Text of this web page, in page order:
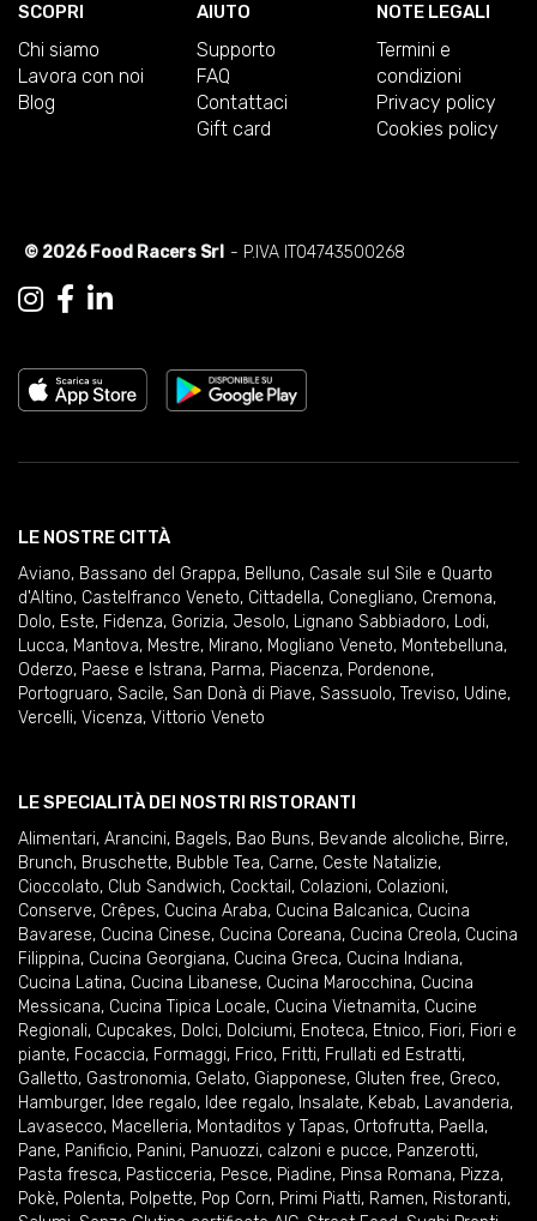
SCOPRI
Chi siamo
Lavora con noi
Blog
AIUTO
Supporto
FAQ
Contattaci
Gift card
NOTE LEGALI
Termini e
condizioni
Privacy policy
Cookies policy
© 2026 Food Racers Srl - P.IVA IT04743500268
LE NOSTRE CITTÀ
Aviano, Bassano del Grappa, Belluno, Casale sul Sile e Quarto
d'Altino, Castelfranco Veneto, Cittadella, Conegliano, Cremona,
Dolo, Este, Fidenza, Gorizia, Jesolo, Lignano Sabbiadoro, Lodi,
Lucca, Mantova, Mestre, Mirano, Mogliano Veneto, Montebelluna,
Oderzo, Paese e Istrana, Parma, Piacenza, Pordenone,
Portogruaro, Sacile, San Donà di Piave, Sassuolo, Treviso, Udine,
Vercelli, Vicenza, Vittorio Veneto
LE SPECIALITÀ DEI NOSTRI RISTORANTI
Alimentari, Arancini, Bagels, Bao Buns, Bevande alcoliche, Birre,
Brunch, Bruschette, Bubble Tea, Carne, Ceste Natalizie,
Cioccolato, Club Sandwich, Cocktail , Colazioni, Colazioni,
Conserve, Crêpes, Cucina Araba, Cucina Balcanica, Cucina
Bavarese, Cucina Cinese, Cucina Coreana, Cucina Creola, Cucina
Filippina, Cucina Georgiana, Cucina Greca, Cucina Indiana,
Cucina Latina, Cucina Libanese, Cucina Marocchina, Cucina
Messicana, Cucina Tipica Locale, Cucina Vietnamita, Cucine
Regionali, Cupcakes, Dolci, Dolciumi, Enoteca, Etnico, Fiori, Fiori e
piante, Focaccia, Formaggi, Frico, Fritti, Frullati ed Estratti,
Galletto, Gastronomia, Gelato, Giapponese, Gluten free, Greco,
Hamburger, Idee regalo, Idee regalo, Insalate, Kebab, Lavanderia,
Lavasecco, Macelleria, Montaditos y Tapas, Ortofrutta, Paella,
Pane, Panificio, Panini, Panuozzi, calzoni e pucce, Panzerotti,
Pasta fresca, Pasticceria, Pesce, Piadine, Pinsa Romana, Pizza,
Pokè, Polenta, Polpette, Pop Corn, Primi Piatti, Ramen, Ristoranti,